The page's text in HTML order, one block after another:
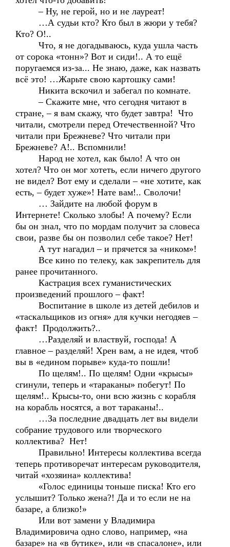
– Ну, не герой, но и не лауреат!
…А судьи кто? Кто был в жюри у тебя?
Кто? О!..
Что, я не догадываюсь, куда ушла часть
от сорока «тонн»? Вот и сиди!.. А то ещё
поругаемся из-за... Не знаю, даже, как назвать
всё это! …Жарьте свою картошку сами!
Никита вскочил и забегал по комнате.
– Скажите мне, что сегодня читают в
стране, – я вам скажу, что будет завтра! Что
читали, смотрели перед Отечественной? Что
читали при Брежневе? Что читали при
Брежневе? А!.. Вспомнили!
Народ не хотел, как было! А что он
хотел? Что он мог хотеть, если ничего другого
не видел? Вот ему и сделали – «не хотите, как
есть, – будет хуже»! Нате вам!.. Сволочи!
… Зайдите на любой форум в
Интернете! Сколько злобы! А почему? Если
бы он знал, что по мордам получит за словеса
свои, разве бы он позволил себе такое? Нет!
А тут нагадил – и прячется за «ником»!
Все кино по телеку, как закрепитель для
ранее прочитанного.
Кастрация всех гуманистических
произведений прошлого – факт!
Воспитание в школе из детей дебилов и
«таскальщиков из огня» для кучки негодяев –
факт! Продолжить?..
…Разделяй и властвуй, господа! А
главное – разделяй! Хрен вам, а не идея, чтоб
вы в «едином порыве» куда-то пошли!
По щелям!.. По щелям! Одни «крысы»
сгинули, теперь и «тараканы» побегут! По
щелям!.. Крысы-то, они всю жизнь с корабля
на корабль носятся, а вот тараканы!..
…За последние двадцать лет вы видели
собрание трудового или творческого
коллектива? Нет!
Правильно! Интересы коллектива всегда
теперь противоречат интересам руководителя,
читай «хозяина» коллектива!
«Голос единицы тоньше писка! Кто его
услышит? Только жена?! Да и то если не на
базаре, а близко!»
Или вот замени у Владимира
Владимировича одно слово, например, «на
базаре» на «в бутике», или «в спасалоне», или